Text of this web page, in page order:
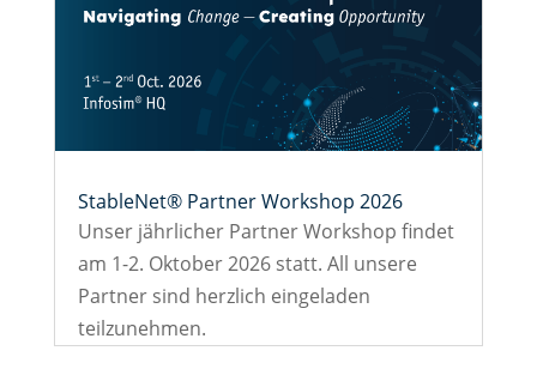
StableNet® Partner Workshop 2026
Unser jährlicher Partner Workshop findet
am 1-2. Oktober 2026 statt. All unsere
Partner sind herzlich eingeladen
teilzunehmen.